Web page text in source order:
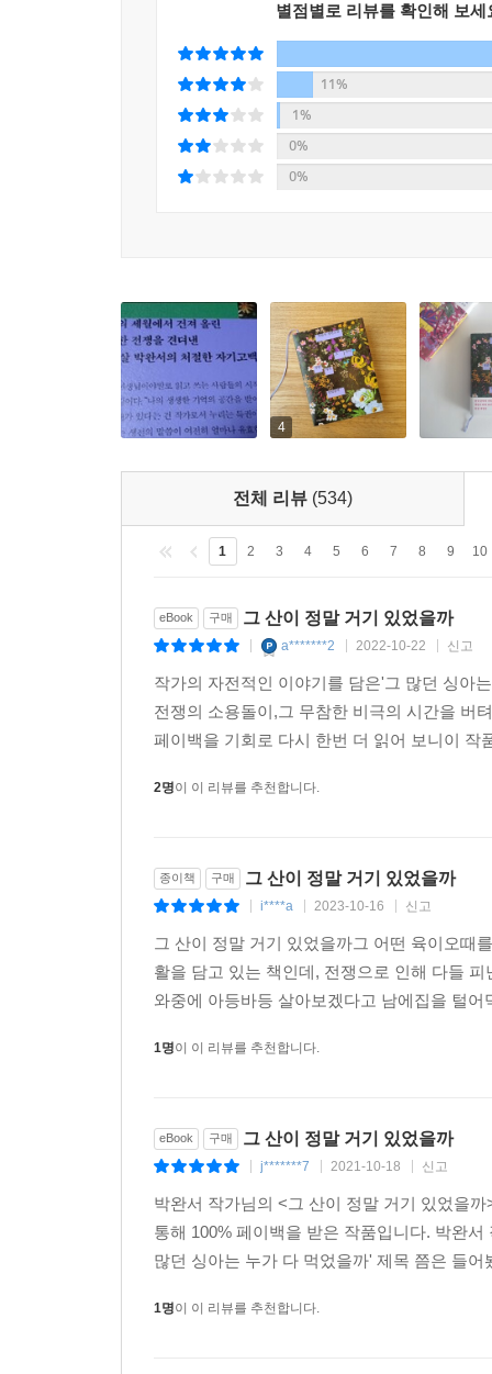
내가 살아온 세월은 물론 흔하디흔한 개인사에
짤 수가 없었다. 그 부분은 개인사인 동시에 동
하여 부끄러움을 무릅쓰고 펼쳐 보인다. ‘우리
눈부시고 망각의 힘은 막강하여, 정말로 그런 모
저려 오곤 했던 것도 쓰는 동안에 힘들었던 일 중의
― 「작가의 말」 중에서
지금 당신이 놓쳐서는 안 되는 한국 문학의 수작
박완서의 삶에서 비롯된 진정한 문학의 맛
이번 개정판에는 기존 판에 실려 있던 문학평론가
이끌고 있는 정이현 작가, 김금희 작가의 글과
새로운 이야기를 써내려가는 작가들과 지금 다시
『그 산이 정말 거기 있었을까』가 보여주는 것
살아남은 자들의 연대의 역사가 있었다는 것 역
비상약을 내어주는 구렁재 마님의 따쓰함이, 서
삶의 비참에 갇혀 채 울지조차 못했던 자리다. 하
구렁재 마님의 인정스러운 그늘이 있는 자리다
수수께끼처럼, 때론 다정한 농담처럼 들린다. 그
삶이 버거워 바들바들 떨고 있는 사람에게 “자
― 지금 다시 박완서를 읽으며, 「서둘지 말고 천
작품이자 전쟁 속에서 느낀 인간에 대한 환멸,
그녀만의 단단하고도 노련한 문장들로 형형하
불태우던 그녀의 시작이 이 소설에 담겨 있다. 소
살려 성장하겠노라 다짐하는 그녀의 모습에서
별점별로 리뷰를 확인해 보세
11%
1%
0%
0%
4
전체 리뷰 (534)
1 2 3 4 5 6 7 8 9 10
eBook 구매 그 산이 정말 거기 있었을까
a*******2 2022-10-22 신고
작가의 자전적인 이야기를 담은'그 많던 싱아
전쟁의 소용돌이,그 무참한 비극의 시간을 버
페이백을 기회로 다시 한번 더 읽어 보니이
2명이 이 리뷰를 추천합니다.
종이책 구매 그 산이 정말 거기 있었을까
i****a 2023-10-16 신고
그 산이 정말 거기 있었을까그 어떤 육이오때
활을 담고 있는 책인데, 전쟁으로 인해 다들
와중에 아등바등 살아보겠다고 남에집을 털
1명이 이 리뷰를 추천합니다.
eBook 구매 그 산이 정말 거기 있었을까
j*******7 2021-10-18 신고
박완서 작가님의 <그 산이 정말 거기 있었을
통해 100% 페이백을 받은 작품입니다. 박완
많던 싱아는 누가 다 먹었을까' 제목 쯤은 들
1명이 이 리뷰를 추천합니다.